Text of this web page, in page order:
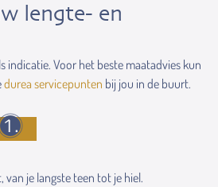
lengte- en
indicatie. Voor het beste maatadvies kun
durea servicepunten bij jou in de buurt.
van je langste teen tot je hiel.